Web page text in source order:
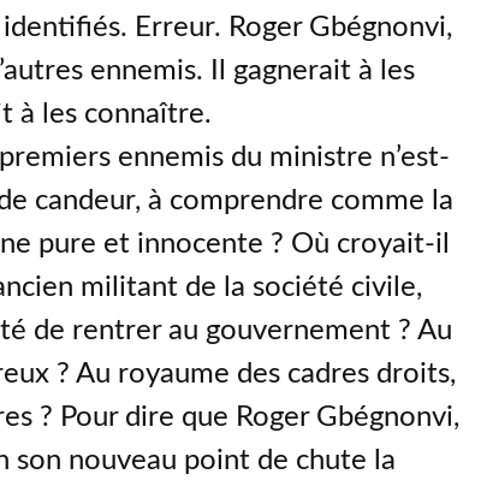
Erreur. Roger Gbégnonvi,
ennemis. Il gagnerait à les
à les connaître.
ennemis du ministre n’est-
candeur, à comprendre comme la
pure et innocente ? Où croyait-il
militant de la société civile,
de rentrer au gouvernement ? Au
? Au royaume des cadres droits,
? Pour dire que Roger Gbégnonvi,
son nouveau point de chute la